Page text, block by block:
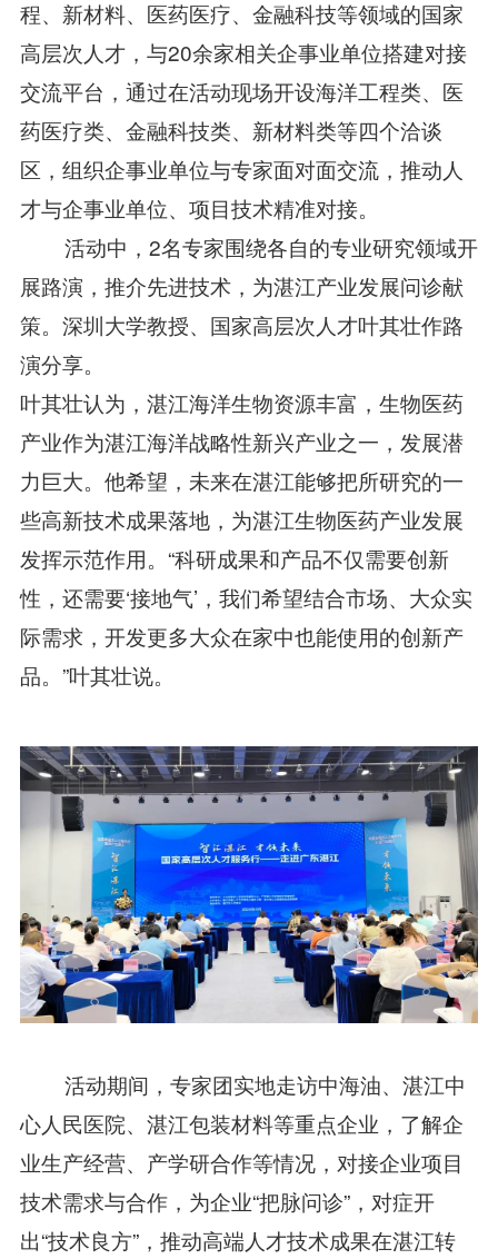
程、新材料、医药医疗、金融科技等领域的国家
高层次人才，与20余家相关企事业单位搭建对接
交流平台，通过在活动现场开设海洋工程类、医
药医疗类、金融科技类、新材料类等四个洽谈
区，组织企事业单位与专家面对面交流，推动人
才与企事业单位、项目技术精准对接。
活动中，2名专家围绕各自的专业研究领域开
展路演，推介先进技术，为湛江产业发展问诊献
策。深圳大学教授、国家高层次人才叶其壮作路
演分享。
叶其壮认为，湛江海洋生物资源丰富，生物医药
产业作为湛江海洋战略性新兴产业之一，发展潜
力巨大。他希望，未来在湛江能够把所研究的一
些高新技术成果落地，为湛江生物医药产业发展
发挥示范作用。“科研成果和产品不仅需要创新
性，还需要‘接地气’，我们希望结合市场、大众实
际需求，开发更多大众在家中也能使用的创新产
品。”叶其壮说。
活动期间，专家团实地走访中海油、湛江中
心人民医院、湛江包装材料等重点企业，了解企
业生产经营、产学研合作等情况，对接企业项目
技术需求与合作，为企业“把脉问诊”，对症开
出“技术良方”，推动高端人才技术成果在湛江转